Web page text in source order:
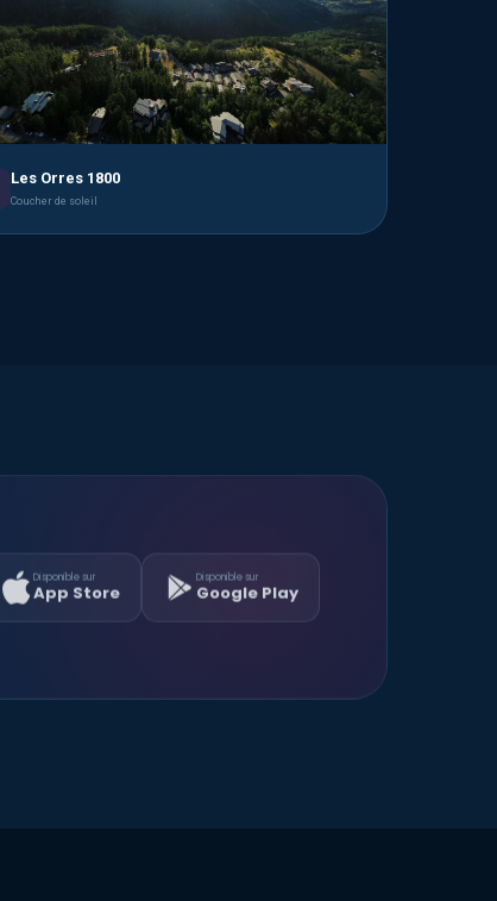
Les Orres 1800
Coucher de soleil
Disponible sur
App Store
Disponible sur
Google Play